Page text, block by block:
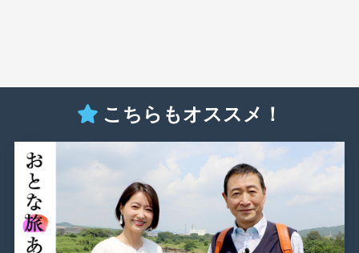
こちらもオススメ！